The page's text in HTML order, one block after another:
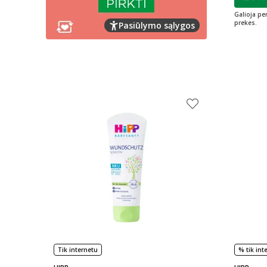
Pasiūlymo sąlygos
Galioja
prekes.
Tik internetu % tik